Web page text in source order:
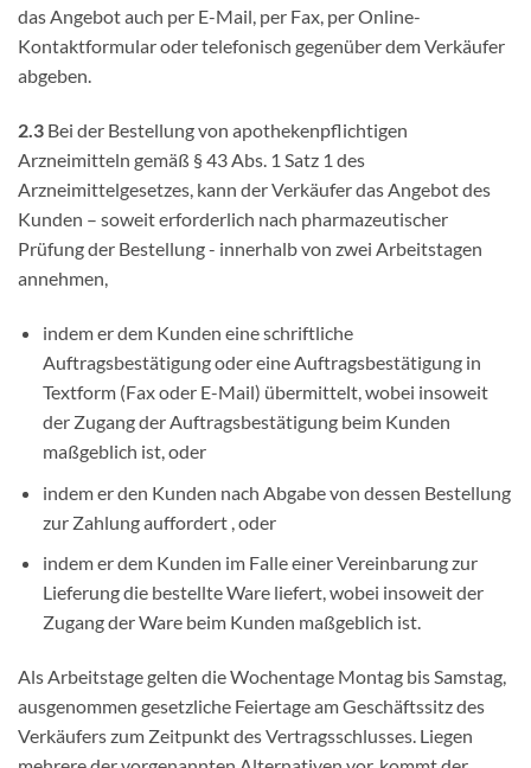
das Angebot auch per E-Mail, per Fax, per Online-
Kontaktformular oder telefonisch gegenüber dem Verkäufer
abgeben.
2.3 Bei der Bestellung von apothekenpflichtigen
Arzneimitteln gemäß § 43 Abs. 1 Satz 1 des
Arzneimittelgesetzes, kann der Verkäufer das Angebot des
Kunden – soweit erforderlich nach pharmazeutischer
Prüfung der Bestellung - innerhalb von zwei Arbeitstagen
annehmen,
indem er dem Kunden eine schriftliche
Auftragsbestätigung oder eine Auftragsbestätigung in
Textform (Fax oder E-Mail) übermittelt, wobei insoweit
der Zugang der Auftragsbestätigung beim Kunden
maßgeblich ist, oder
indem er den Kunden nach Abgabe von dessen Bestellung
zur Zahlung auffordert , oder
indem er dem Kunden im Falle einer Vereinbarung zur
Lieferung die bestellte Ware liefert, wobei insoweit der
Zugang der Ware beim Kunden maßgeblich ist.
Als Arbeitstage gelten die Wochentage Montag bis Samstag,
ausgenommen gesetzliche Feiertage am Geschäftssitz des
Verkäufers zum Zeitpunkt des Vertragsschlusses. Liegen